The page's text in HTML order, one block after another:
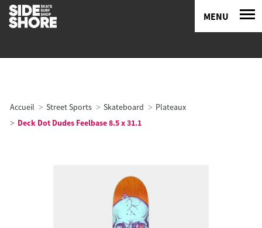
MENU
Accueil Street Sports Skateboard
Plateaux
Deck Dot Dudes Feelbase 8.5 x 31.1